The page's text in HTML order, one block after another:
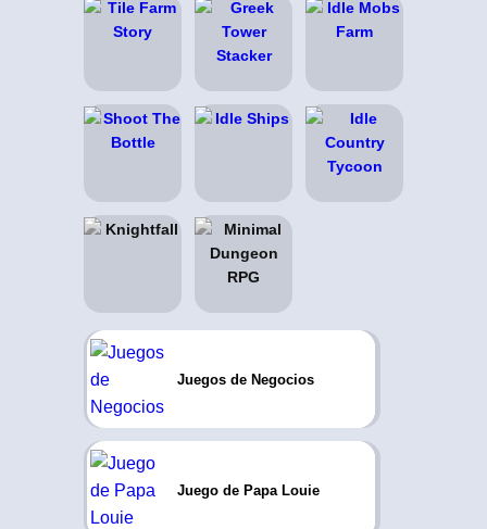
Juegos de Negocios
Juego de Papa Louie